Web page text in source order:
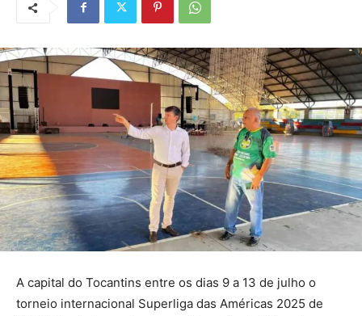
A capital do Tocantins entre os dias 9 a 13 de julho o
torneio internacional Superliga das Américas 2025 de